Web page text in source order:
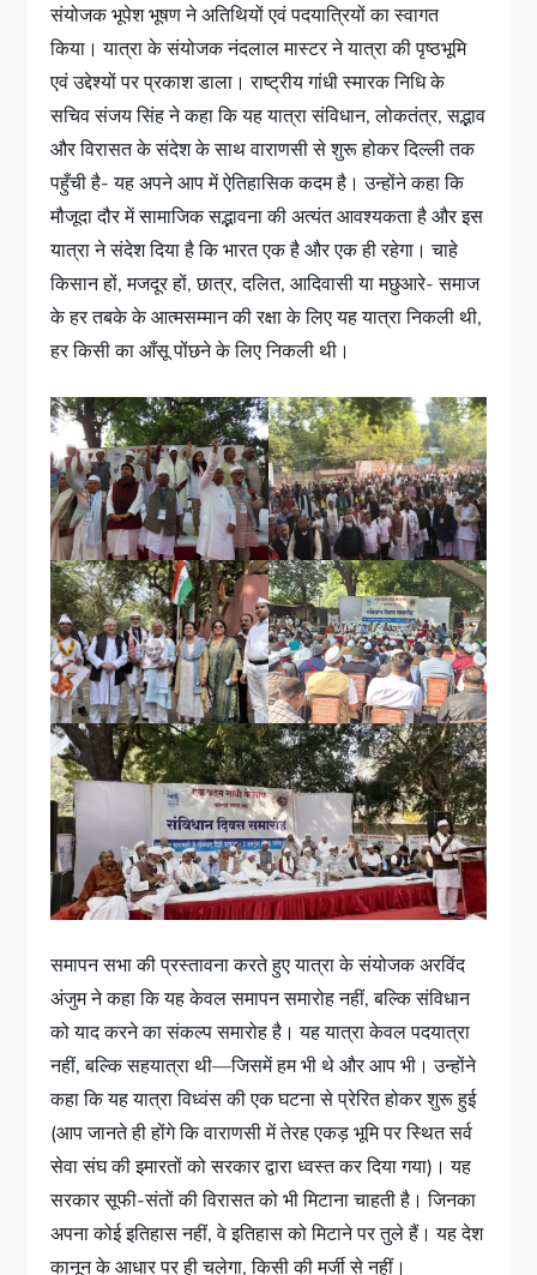
संयोजक भूपेश भूषण ने अतिथियों एवं पदयात्रियों का स्वागत
किया। यात्रा के संयोजक नंदलाल मास्टर ने यात्रा की पृष्ठभूमि
एवं उद्देश्यों पर प्रकाश डाला। राष्ट्रीय गांधी स्मारक निधि के
सचिव संजय सिंह ने कहा कि यह यात्रा संविधान, लोकतंत्र, सद्भाव
और विरासत के संदेश के साथ वाराणसी से शुरू होकर दिल्ली तक
पहुँची है- यह अपने आप में ऐतिहासिक कदम है। उन्होंने कहा कि
मौजूदा दौर में सामाजिक सद्भावना की अत्यंत आवश्यकता है और इस
यात्रा ने संदेश दिया है कि भारत एक है और एक ही रहेगा। चाहे
किसान हों, मजदूर हों, छात्र, दलित, आदिवासी या मछुआरे- समाज
के हर तबके के आत्मसम्मान की रक्षा के लिए यह यात्रा निकली थी,
हर किसी का आँसू पोंछने के लिए निकली थी।
समापन सभा की प्रस्तावना करते हुए यात्रा के संयोजक अरविंद
अंजुम ने कहा कि यह केवल समापन समारोह नहीं, बल्कि संविधान
को याद करने का संकल्प समारोह है। यह यात्रा केवल पदयात्रा
नहीं, बल्कि सहयात्रा थी—जिसमें हम भी थे और आप भी। उन्होंने
कहा कि यह यात्रा विध्वंस की एक घटना से प्रेरित होकर शुरू हुई
(आप जानते ही होंगे कि वाराणसी में तेरह एकड़ भूमि पर स्थित सर्व
सेवा संघ की इमारतों को सरकार द्वारा ध्वस्त कर दिया गया)। यह
सरकार सूफी-संतों की विरासत को भी मिटाना चाहती है। जिनका
अपना कोई इतिहास नहीं, वे इतिहास को मिटाने पर तुले हैं। यह देश
कानून के आधार पर ही चलेगा, किसी की मर्जी से नहीं।